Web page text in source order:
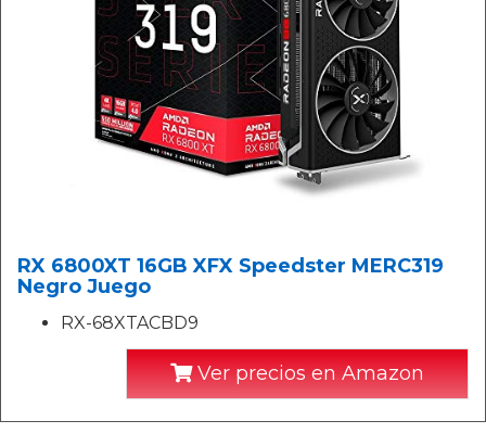
RX 6800XT 16GB XFX Speedster MERC319
Negro Juego
RX-68XTACBD9
Ver precios en Amazon